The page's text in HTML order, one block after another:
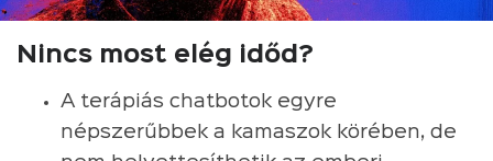
Nincs most elég időd?
A terápiás chatbotok egyre
népszerűbbek a kamaszok körében, de